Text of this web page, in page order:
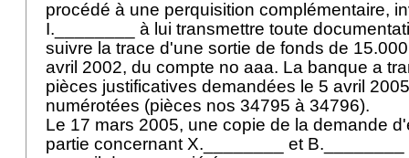
procédé à une perquisition complémentaire,
I.________ à lui transmettre toute
suivre la trace d'une sortie de fonds de
avril 2002, du compte no aaa. La banque a
pièces justificatives demandées le 5 avril
numérotées (pièces nos 34795 à 34796).
Le 17 mars 2005, une copie de la demande
partie concernant X.________ et